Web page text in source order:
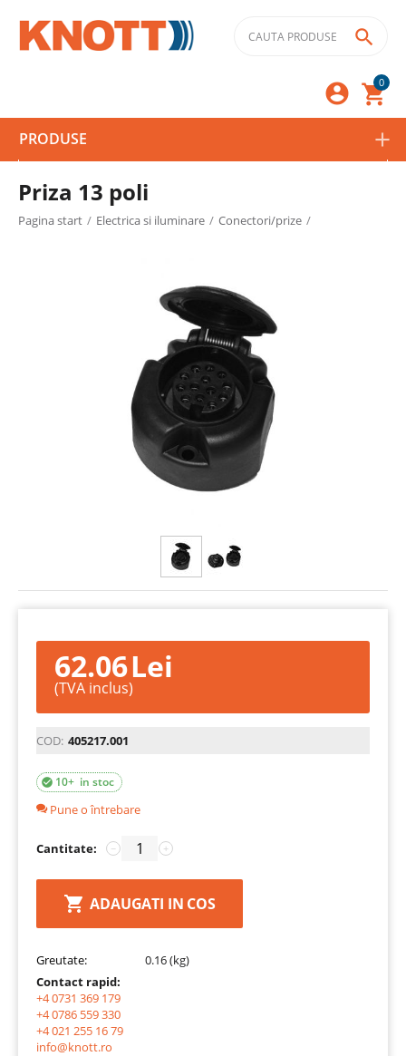
0




PRODUSE
Priza 13 poli
Pagina start / Electrica si iluminare / Conectori/prize /
62.06Lei
(TVA inclus)
COD: 405217.001
10+ in stoc

Pune o întrebare
Cantitate: +
−
ADAUGATI IN COS
Greutate:
0.16 (kg)
Contact rapid:
+4 0731 369 179
+4 0786 559 330
+4 021 255 16 79
info@knott.ro